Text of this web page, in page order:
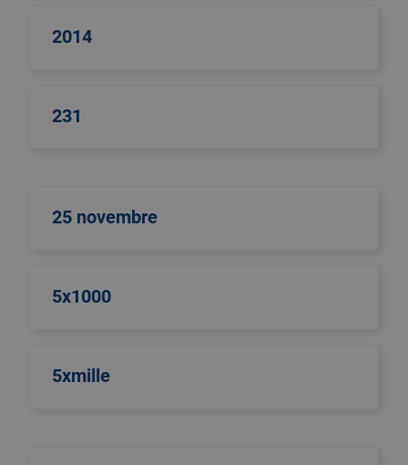
2014
231
25 novembre
5x1000
5xmille